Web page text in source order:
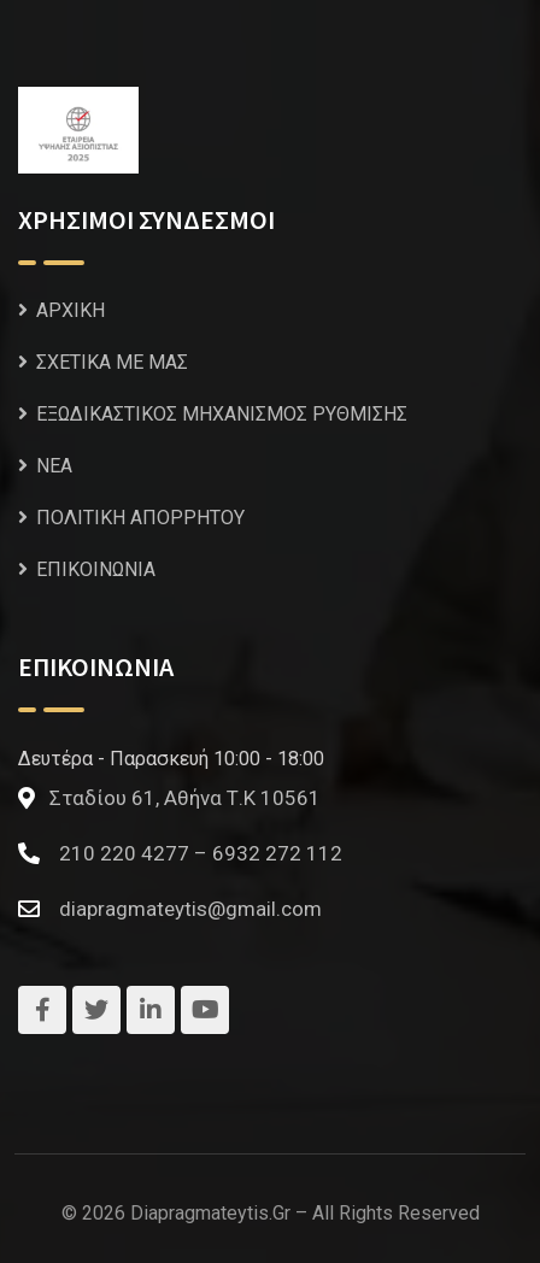
ΧΡΗΣΙΜΟΙ ΣΥΝΔΕΣΜΟΙ
ΑΡΧΙΚΗ
ΣΧΕΤΙΚΑ ΜΕ ΜΑΣ
ΕΞΩΔΙΚΑΣΤΙΚΟΣ ΜΗΧΑΝΙΣΜΟΣ ΡΥΘΜΙΣΗΣ
NEA
ΠΟΛΙΤΙΚΗ ΑΠΟΡΡΗΤΟΥ
ΕΠΙΚΟΙΝΩΝΙΑ
ΕΠΙΚΟΙΝΩΝΙΑ
Δευτέρα - Παρασκευή 10:00 - 18:00
Σταδίου 61, Αθήνα Τ.Κ 10561
210 220 4277 – 6932 272 112
diapragmateytis@gmail.com
© 2026 Diapragmateytis.gr – All Rights Reserved